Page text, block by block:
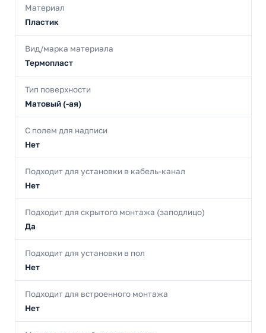
Материал
Пластик
Вид/марка материала
Термопласт
Тип поверхности
Матовый (-ая)
С полем для надписи
Нет
Подходит для установки в кабель-канал
Нет
Подходит для скрытого монтажа (заподлицо)
Да
Подходит для установки в пол
Нет
Подходит для встроенного монтажа
Нет